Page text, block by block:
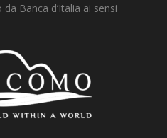
Banca d’Italia ai sensi